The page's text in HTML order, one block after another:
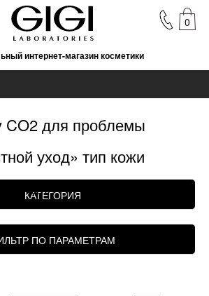
интернет-магазин косметики
0
КАТЕГОРИЯ
ПО ПАРАМЕТРАМ
CO2 для проблемы
уход» тип кожи